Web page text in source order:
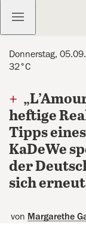
Kostenlos
Donnerstag,
32°C
+
heftige
Tipps
KaDeWe
der
sich erneut
von Margarethe